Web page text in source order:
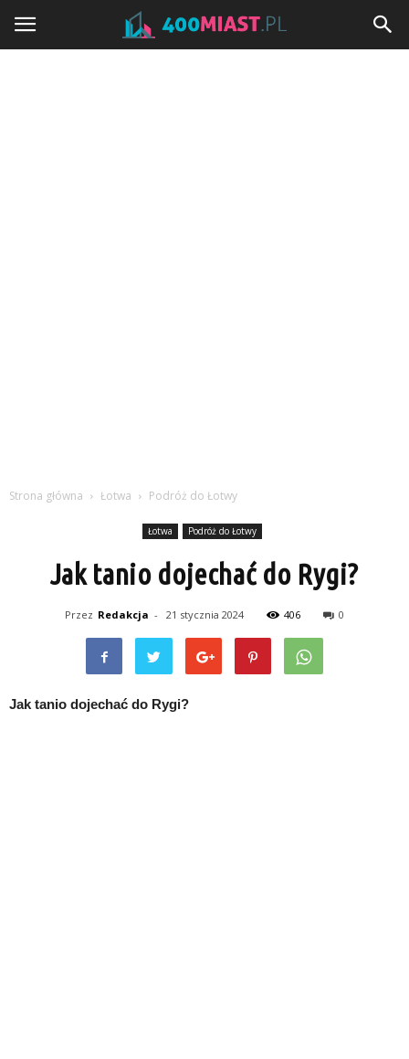
Strona główna Łotwa Podróż do Łotwy
Łotwa Podróż do Łotwy
Jak tanio dojechać do Rygi?
Przez Redakcja - 21 stycznia 2024 406 0
Jak tanio dojechać do Rygi?